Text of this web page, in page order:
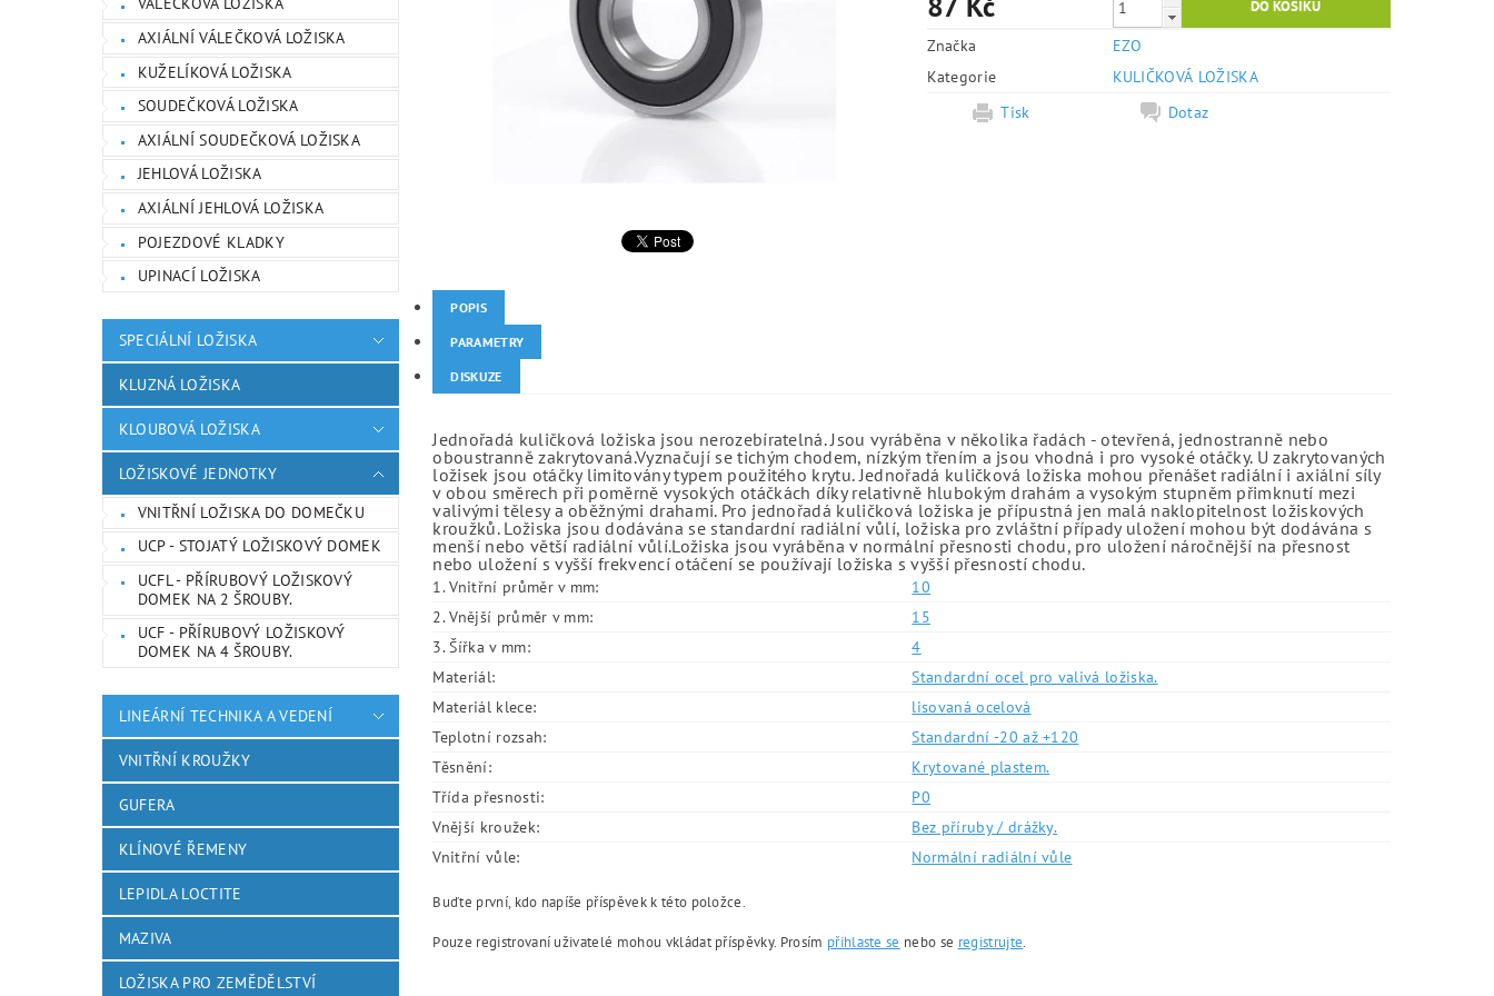
AXIÁLNÍ VÁLEČKOVÁ LOŽISKA
KUŽELÍKOVÁ LOŽISKA
SOUDEČKOVÁ LOŽISKA
AXIÁLNÍ SOUDEČKOVÁ LOŽISKA
JEHLOVÁ LOŽISKA
AXIÁLNÍ JEHLOVÁ LOŽISKA
POJEZDOVÉ KLADKY
UPINACÍ LOŽISKA
SPECIÁLNÍ LOŽISKA
KLUZNÁ LOŽISKA
KLOUBOVÁ LOŽISKA
LOŽISKOVÉ JEDNOTKY
VNITŘNÍ LOŽISKA DO DOMEČKU
UCP - STOJATÝ LOŽISKOVÝ DOMEK
UCFL - PŘÍRUBOVÝ LOŽISKOVÝ
DOMEK NA 2 ŠROUBY.
UCF - PŘÍRUBOVÝ LOŽISKOVÝ
DOMEK NA 4 ŠROUBY.
LINEÁRNÍ TECHNIKA A VEDENÍ
VNITŘNÍ KROUŽKY
GUFERA
KLÍNOVÉ ŘEMENY
LEPIDLA LOCTITE
MAZIVA
LOŽISKA PRO ZEMĚDĚLSTVÍ
Značka
EZO
Kategorie
KULIČKOVÁ LOŽISKA
Tisk
Dotaz
POPIS
PARAMETRY
DISKUZE
Jednořadá kuličková ložiska jsou nerozebíratelná. Jsou vyráběna v několika řadách - otevřená, jednostranně nebo
oboustranně zakrytovaná.Vyznačují se tichým chodem, nízkým třením a jsou vhodná i pro vysoké otáčky. U zakrytovaných
ložisek jsou otáčky limitovány typem použitého krytu. Jednořadá kuličková ložiska mohou přenášet radiální i axiální síly
v obou směrech při poměrně vysokých otáčkách díky relativně hlubokým drahám a vysokým stupněm přimknutí mezi
valivými tělesy a oběžnými drahami. Pro jednořadá kuličková ložiska je přípustná jen malá naklopitelnost ložiskových
kroužků. Ložiska jsou dodávána se standardní radiální vůlí, ložiska pro zvláštní případy uložení mohou být dodávána s
menší nebo větší radiální vůlí.Ložiska jsou vyráběna v normální přesnosti chodu, pro uložení náročnější na přesnost
nebo uložení s vyšší frekvencí otáčení se používají ložiska s vyšší přesností chodu.
1. Vnitřní průměr v mm:
10
2. Vnější průměr v mm:
15
3. Šířka v mm:
4
Materiál:
Standardní ocel pro valivá ložiska.
Materiál klece:
lisovaná ocelová
Teplotní rozsah:
Standardní -20 až +120
Těsnění:
Krytované plastem.
Třída přesnosti:
P0
Vnější kroužek:
Bez příruby / drážky.
Vnitřní vůle:
Normální radiální vůle
Buďte první, kdo napíše příspěvek k této položce.
Pouze registrovaní uživatelé mohou vkládat příspěvky. Prosím přihlaste se nebo se registrujte.